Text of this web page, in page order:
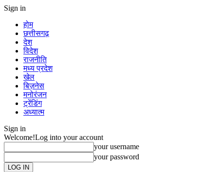
Sign in
होम
छत्तीसगढ़
देश
विदेश
राजनीति
मध्य प्रदेश
खेल
बिज़नेस
मनोरंजन
ट्रेंडिंग
अध्यात्म
Sign in
Welcome!Log into your account
your username
your password